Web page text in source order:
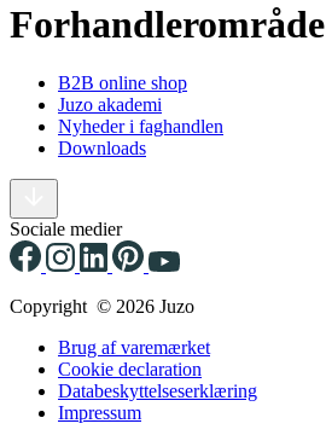
Forhandlerområde
B2B online shop
Juzo akademi
Nyheder i faghandlen
Downloads
Sociale medier
Copyright © 2026 Juzo
Brug af varemærket
Cookie declaration
Databeskyttelseserklæring
Impressum